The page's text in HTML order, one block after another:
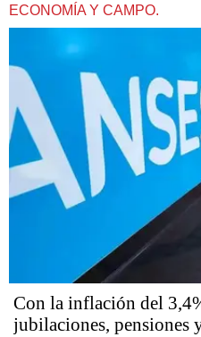
ECONOMÍA Y CAMPO.
Con la inflación del
jubilaciones, pensiones